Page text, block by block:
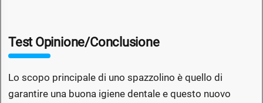
Test Opinione/Conclusione
Lo scopo principale di uno spazzolino è quello di
garantire una buona igiene dentale e questo nuovo